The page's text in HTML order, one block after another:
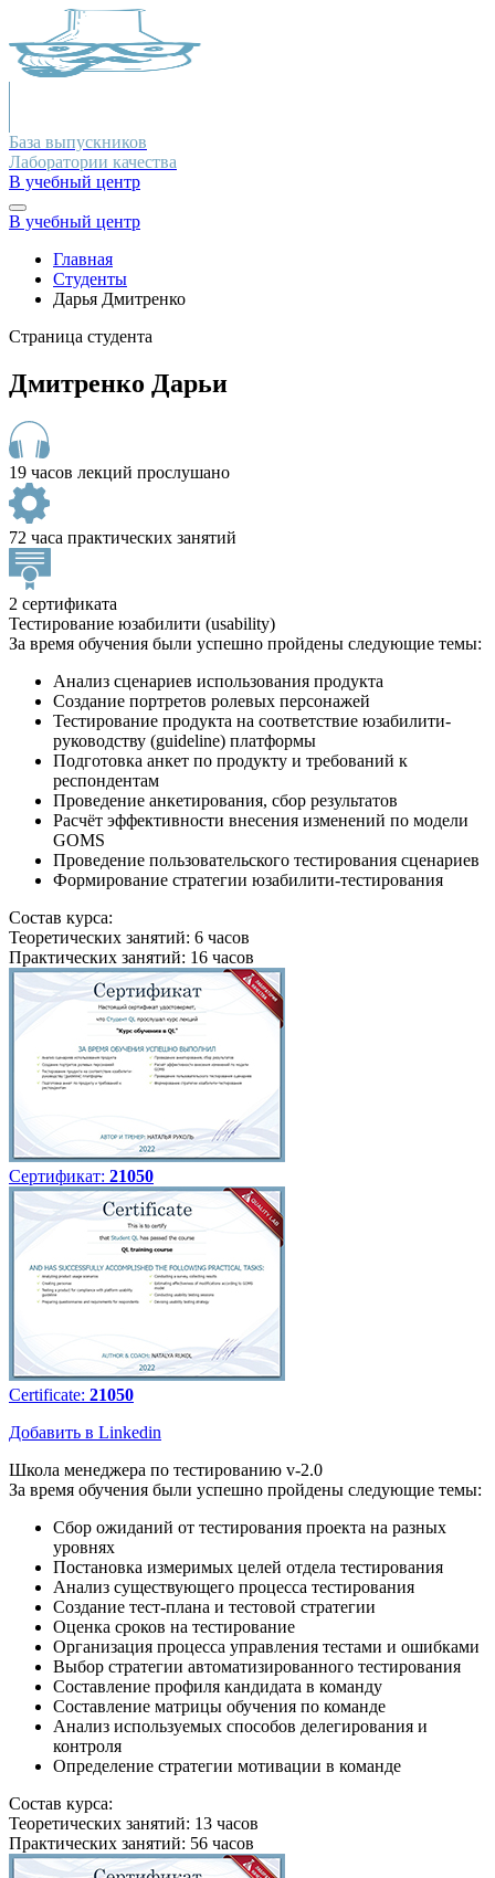
База выпускников
Лаборатории качества
В учебный центр
В учебный центр
Главная
Студенты
Дарья Дмитренко
Страница студента
Дмитренко Дарьи
19 часов лекций прослушано
72 часа практических занятий
2 сертификата
Тестирование юзабилити (usability)
За время обучения были успешно пройдены следующие темы:
Анализ сценариев использования продукта
Создание портретов ролевых персонажей
Тестирование продукта на соответствие юзабилити-
руководству (guideline) платформы
Подготовка анкет по продукту и требований к
респондентам
Проведение анкетирования, сбор результатов
Расчёт эффективности внесения изменений по модели
GOMS
Проведение пользовательского тестирования сценариев
Формирование стратегии юзабилити-тестирования
Состав курса:
Теоретических занятий: 6 часов
Практических занятий: 16 часов
Сертификат: 21050
Certificate: 21050
Добавить в Linkedin
Школа менеджера по тестированию v-2.0
За время обучения были успешно пройдены следующие темы:
Сбор ожиданий от тестирования проекта на разных
уровнях
Постановка измеримых целей отдела тестирования
Анализ существующего процесса тестирования
Создание тест-плана и тестовой стратегии
Оценка сроков на тестирование
Организация процесса управления тестами и ошибками
Выбор стратегии автоматизированного тестирования
Составление профиля кандидата в команду
Составление матрицы обучения по команде
Анализ используемых способов делегирования и
контроля
Определение стратегии мотивации в команде
Состав курса:
Теоретических занятий: 13 часов
Практических занятий: 56 часов